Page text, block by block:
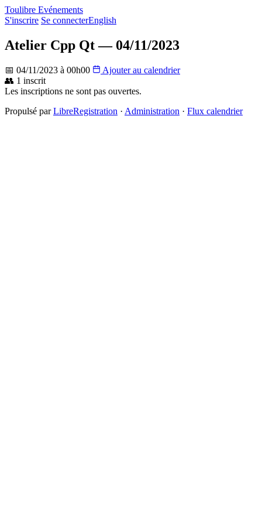
Toulibre Evénements
S'inscrire Se connecterEnglish
Atelier Cpp Qt — 04/11/2023
📅 04/11/2023 à 00h00
Ajouter au calendrier
👥 1 inscrit
Les inscriptions ne sont pas ouvertes.
Propulsé parLibreRegistration · Administration · Flux calendrier